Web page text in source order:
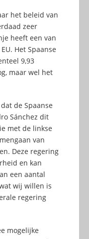
het beleid van
zeer
heeft een van
Het Spaanse
9,93
maar wel het
de Spaanse
Sánchez dit
met de linkse
van
Deze regering
en kan
een aantal
wij willen is
regering
mogelijke